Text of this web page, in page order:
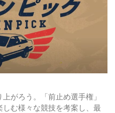
がろう。「前止め選手権」
む様々な競技を考案し、最